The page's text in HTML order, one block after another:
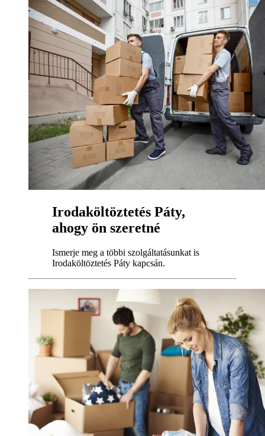
Irodaköltöztetés Páty,
ahogy ön szeretné
Ismerje meg a többi szolgáltatásunkat is
Irodaköltöztetés Páty kapcsán.